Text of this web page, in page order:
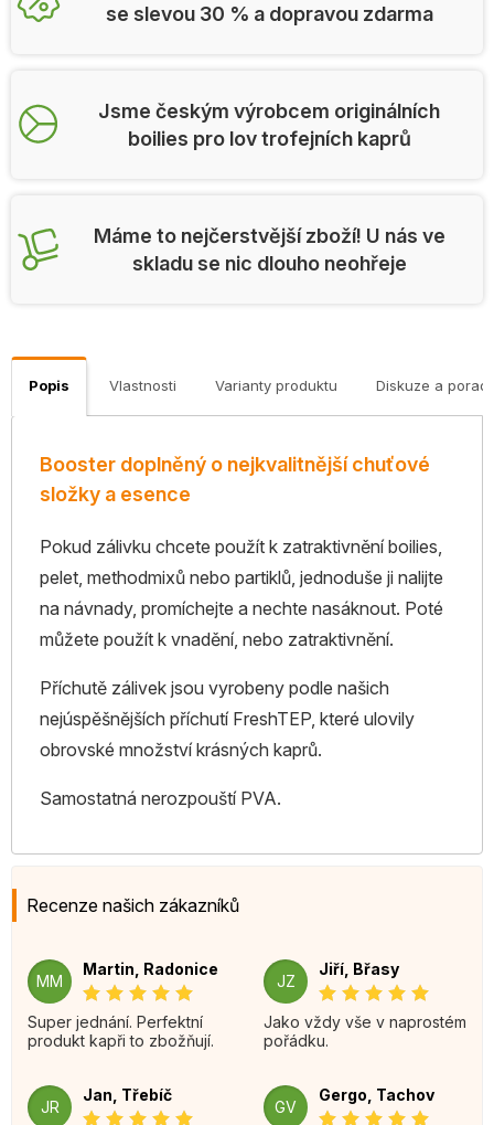
se slevou 30 % a dopravou zdarma
Jsme českým výrobcem originálních
boilies pro lov trofejních kaprů
Máme to nejčerstvější zboží! U nás ve
skladu se nic dlouho neohřeje
Popis Vlastnosti Varianty produktu Diskuze a
Booster doplněný o nejkvalitnější chuťové
složky a esence
Pokud zálivku chcete použít k zatraktivnění boilies,
pelet, methodmixů nebo partiklů, jednoduše ji nalijte
na návnady, promíchejte a nechte nasáknout. Poté
můžete použít k vnadění, nebo zatraktivnění.
Příchutě zálivek jsou vyrobeny podle našich
nejúspěšnějších příchutí FreshTEP, které ulovily
obrovské množství krásných kaprů.
Samostatná nerozpouští PVA.
Recenze našich zákazníků
MM
Martin, Radonice
Super jednání. Perfektní
produkt kapři to zbožňují.
JZ
Jiří, Břasy
Jako vždy vše v naprostém
pořádku.
JR
Jan, Třebíč
GV
Gergo, Tachov